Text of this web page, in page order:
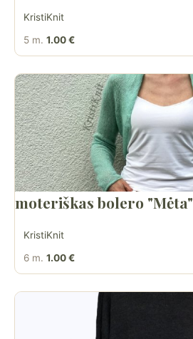
KristiKnit
5 m. 1.00 €
moteriškas bolero "Mėta"
KristiKnit
6 m. 1.00 €